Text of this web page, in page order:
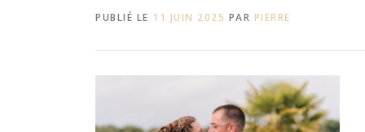
PUBLIÉ LE 11 JUIN 2025 PAR PIERRE